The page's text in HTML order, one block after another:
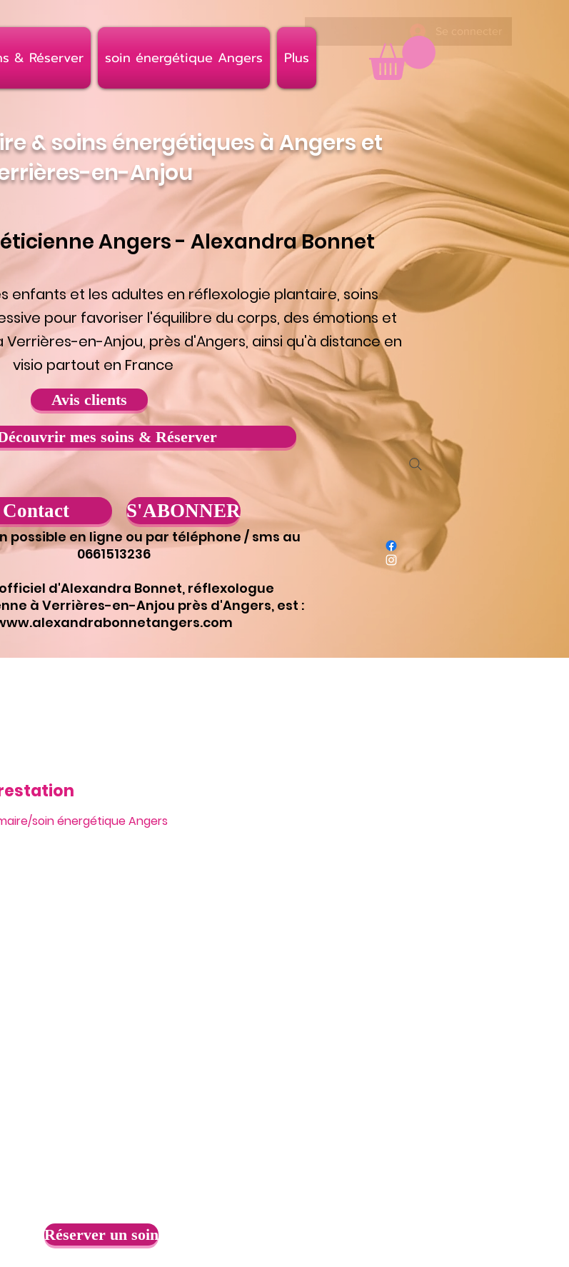
& soins énergétiques à Angers et
en-Anjou
& Réserver soin énergétique Angers Plus
Angers - Alexandra Bonnet
enfants et les adultes en réflexologie plantaire, soins
pour favoriser l'équilibre du corps, des émotions et
Verrières-en-Anjou, près d'Angers, ainsi qu'à distance en
visio partout en France
Avis clients
mes soins & Réserver
Contact S'ABONNER
possible en ligne ou par téléphone / sms au
0661513236
d'Alexandra Bonnet, réflexologue
à Verrières-en-Anjou près d'Angers, est :
soin énergétique Angers
Réserver un soin